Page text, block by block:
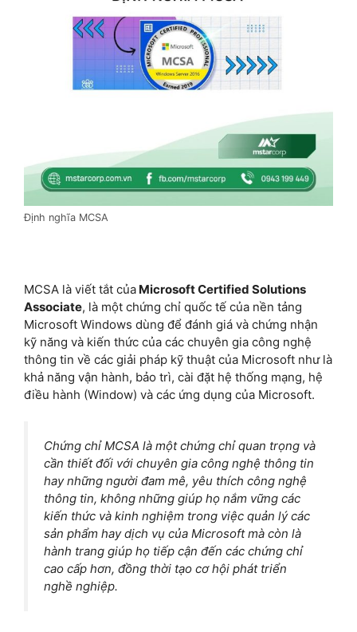
Định nghĩa MCSA
MCSA là viết tắt của Microsoft Certified Solutions
Associate, là một chứng chỉ quốc tế của nền tảng
Microsoft Windows dùng để đánh giá và chứng nhận
kỹ năng và kiến thức của các chuyên gia công nghệ
thông tin về các giải pháp kỹ thuật của Microsoft như là
khả năng vận hành, bảo trì, cài đặt hệ thống mạng, hệ
điều hành (Window) và các ứng dụng của Microsoft.
Chứng chỉ MCSA là một chứng chỉ quan trọng và
cần thiết đối với chuyên gia công nghệ thông tin
hay những người đam mê, yêu thích công nghệ
thông tin, không những giúp họ nắm vững các
kiến thức và kinh nghiệm trong việc quản lý các
sản phẩm hay dịch vụ của Microsoft mà còn là
hành trang giúp họ tiếp cận đến các chứng chỉ
cao cấp hơn, đồng thời tạo cơ hội phát triển
nghề nghiệp.